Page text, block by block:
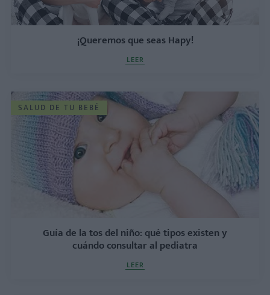
¡Queremos que seas Hapy!
LEER
SALUD DE TU BEBÉ
Guía de la tos del niño: qué tipos existen y
cuándo consultar al pediatra
LEER